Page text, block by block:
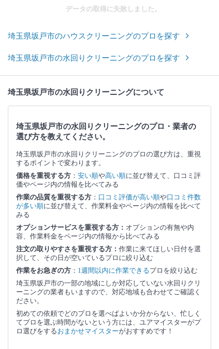
データの取得に失敗しました。
埼玉県坂戸市のハウスクリーニングのプロを探す
埼玉県坂戸市の水回りクリーニングのプロを探す
埼玉県坂戸市の水回りクリーニングについて
埼玉県坂戸市の水回りクリーニングのプロ・業者の
選び方を教えてください。
埼玉県坂戸市の水回りクリーニングのプロの選び方は、重視
するポイントで変わります。
価格を重視する方 ： 安い順や高い順に並び替えて、口コミ評
価やページ内の情報を比べてみる
作業の品質を重視する方 ： 口コミ評価が高い順や口コミ件数
が多い順に並び替えて、作業料金やページ内の情報を比べて
みる
オプションサービスを重視する方： オプションの有無や内
容、作業料金をページ内の情報から比べてみる
注文の取りやすさを重視する方： 作業に来てほしい日付を選
択して、その日が空いているプロに絞り込む
作業をお急ぎの方 ： 1週間以内に作業できるプロを絞り込む
埼玉県坂戸市の一部の地域にしか対応していない水回りクリ
ーニングの業者もいますので、対応地域も合わせてご確認く
ださい。
初めての依頼でどのプロを選べばよいか分からない、忙しく
てプロを選ぶ時間がないという方には、ユアマイスターがプ
ロ選びをする おまかせマイスターがおすすめです！